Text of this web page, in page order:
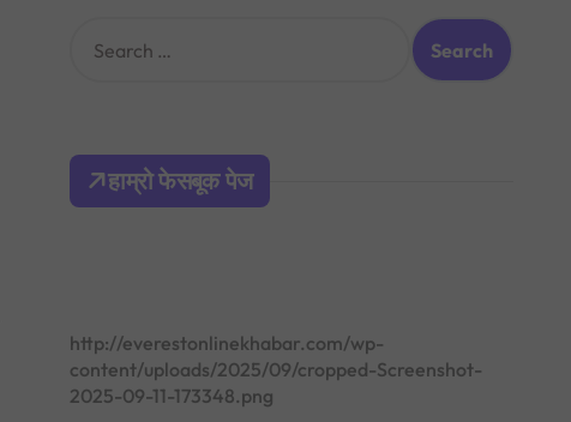
h
o
हाम्रो फेसबूक पेज
http://everestonlinekhabar.com/wp-
content/uploads/2025/09/cropped-Screenshot-
2025-09-11-173348.png